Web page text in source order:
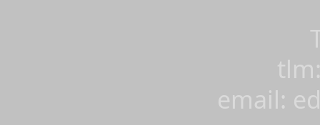
email: